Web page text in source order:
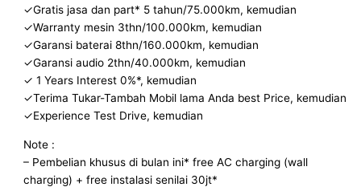
✓Gratis jasa dan part* 5 tahun/75.000km, kemudian
✓Warranty mesin 3thn/100.000km, kemudian
✓Garansi baterai 8thn/160.000km, kemudian
✓Garansi audio 2thn/40.000km, kemudian
✓ 1 Years Interest 0%*, kemudian
✓Terima Tukar-Tambah Mobil lama Anda best Price, kemudian
✓Experience Test Drive, kemudian
Note :
– Pembelian khusus di bulan ini* free AC charging (wall
charging) + free instalasi senilai 30jt*